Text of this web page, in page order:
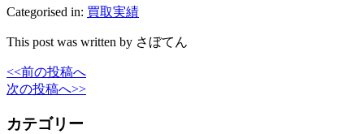
Categorised in: 買取実績
This post was written by さぼてん
<<前の投稿へ
次の投稿へ>>
カテゴリー